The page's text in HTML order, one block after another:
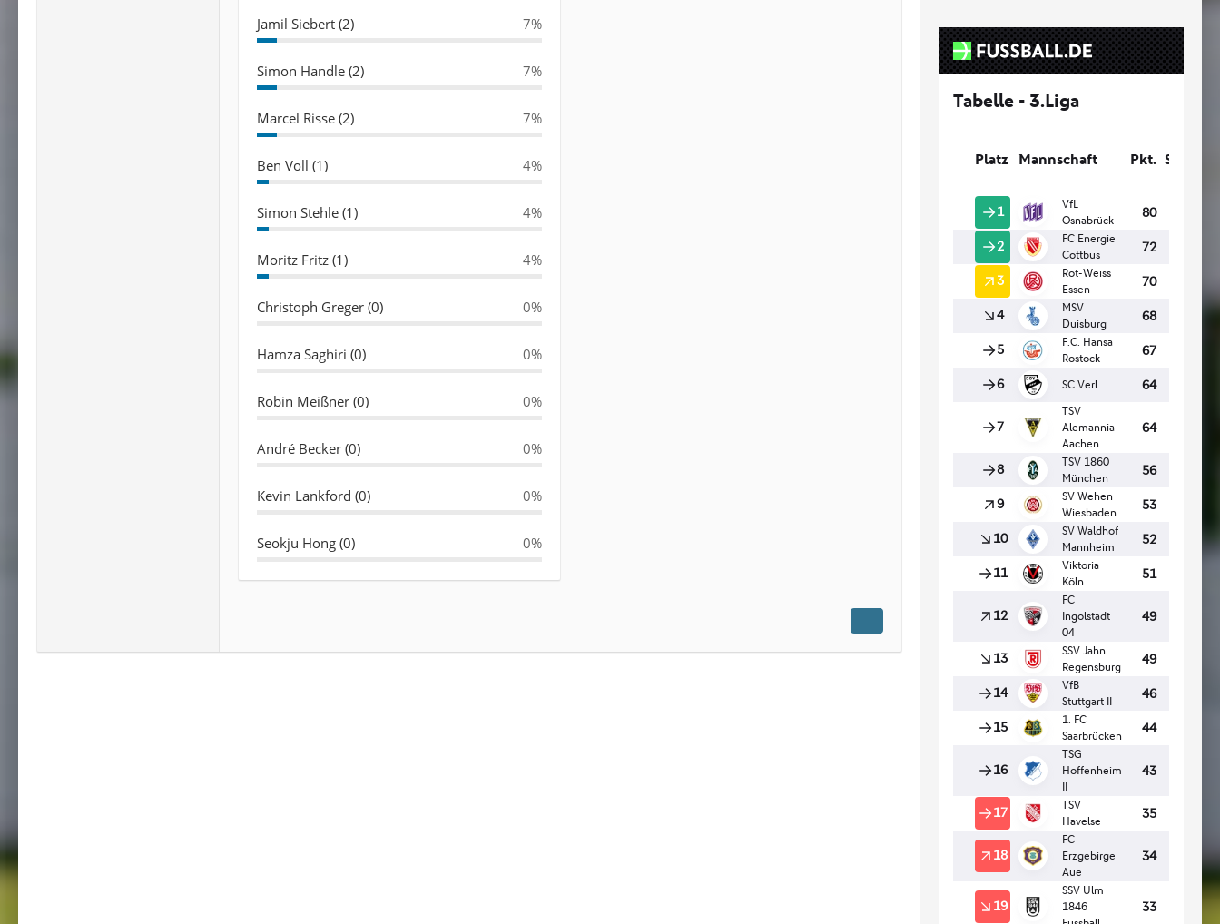
Jamil Siebert (2) 7%
Simon Handle (2) 7%
Marcel Risse (2) 7%
Ben Voll (1) 4%
Simon Stehle (1) 4%
Moritz Fritz (1) 4%
Christoph Greger (0) 0%
Hamza Saghiri (0) 0%
Robin Meißner (0) 0%
André Becker (0) 0%
Kevin Lankford (0) 0%
Seokju Hong (0) 0%